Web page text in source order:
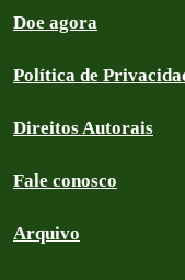
Doe agora
Política de
Direitos Autorais
Fale conosco
Arquivo